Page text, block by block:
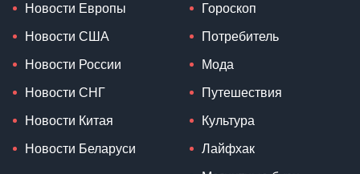
Новости Европы
Новости США
Новости России
Новости СНГ
Новости Китая
Новости Беларуси
Гороскоп
Потребитель
Мода
Путешествия
Культура
Лайфхак